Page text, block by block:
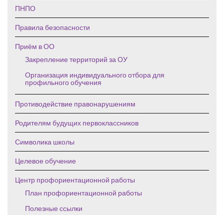
ПНПО
Правила безопасности
Приём в ОО
Закрепление территорий за ОУ
Организация индивидуального отбора для
профильного обучения
Противодействие правонарушениям
Родителям будущих первоклассников
Символика школы
Целевое обучение
Центр профориентационной работы
План профориентационной работы
Полезные ссылки